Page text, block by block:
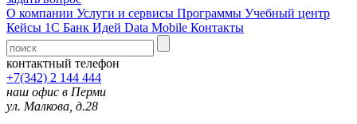
О компании Услуги и сервисы Программы Учебный центр
Кейсы 1С Банк Идей Data Mobile Контакты
контактный телефон
+7(342) 2 144 444
наш офис в Перми
ул. Малкова, д.28